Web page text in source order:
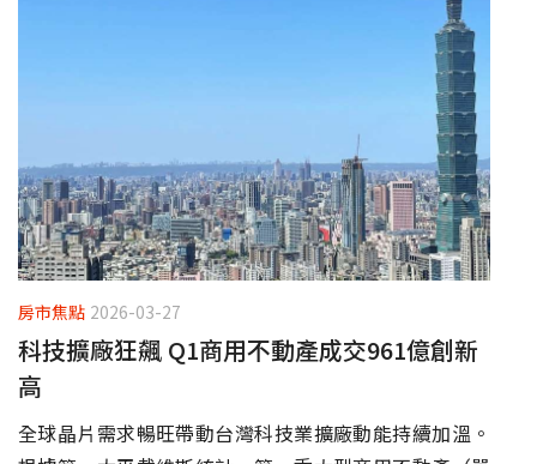
房市焦點 2026-03-27
科技擴廠狂飆 Q1商用不動產成交961億創新
高
全球晶片需求暢旺帶動台灣科技業擴廠動能持續加溫。